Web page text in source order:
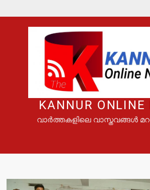
KANNUR ONLINE
വാർത്തകളിലെ വാസ്തവങ്ങൾ